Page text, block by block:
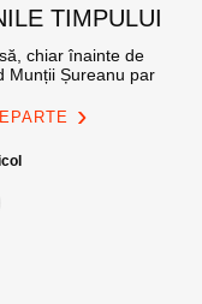
TIMPULUI
chiar înainte de
Munții Șureanu par